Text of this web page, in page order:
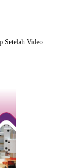
Setelah Video